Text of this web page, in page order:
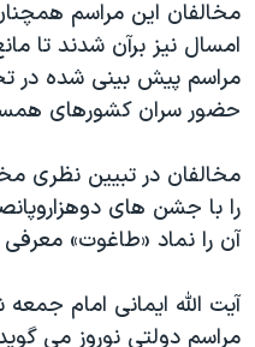
مخالفان این مراسم
امسال نیز برآن شدند تا
مراسم پیش بینی شده در
حضور سران کشورهای
مخالفان در تبیین نظری
را با جشن های
آن را نماد «طاغوت» معرفی
آیت الله ایمانی امام
مراسم دولتی نوروز می